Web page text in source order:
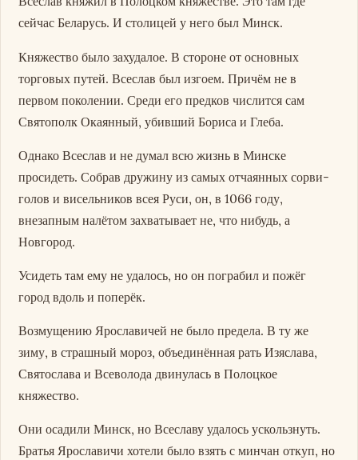
сейчас Беларусь. И столицей у него был Минск.
Княжество было захудалое. В стороне от основных
торговых путей. Всеслав был изгоем. Причём не в
первом поколении. Среди его предков числится сам
Святополк Окаянный, убивший Бориса и Глеба.
Однако Всеслав и не думал всю жизнь в Минске
просидеть. Собрав дружину из самых отчаянных сорви-
голов и висельников всея Руси, он, в 1066 году,
внезапным налётом захватывает не, что нибудь, а
Новгород.
Усидеть там ему не удалось, но он пограбил и пожёг
город вдоль и поперёк.
Возмущению Ярославичей не было предела. В ту же
зиму, в страшный мороз, объединённая рать Изяслава,
Святослава и Всеволода двинулась в Полоцкое
княжество.
Они осадили Минск, но Всеславу удалось ускользнуть.
Братья Ярославичи хотели было взять с минчан откуп, но